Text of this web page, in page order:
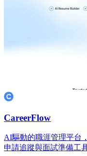
CareerFlow
AI驅動的職涯管理平台
申請追蹤與面試準備工具